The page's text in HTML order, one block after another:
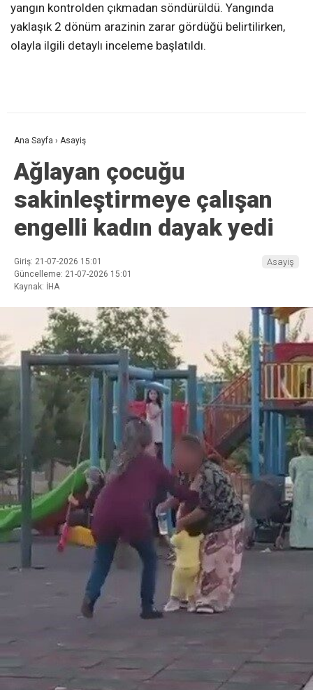
yangın kontrolden çıkmadan söndürüldü. Yangında
yaklaşık 2 dönüm arazinin zarar gördüğü belirtilirken,
olayla ilgili detaylı inceleme başlatıldı.
Ana Sayfa › Asayiş
Ağlayan çocuğu
sakinleştirmeye çalışan
engelli kadın dayak yedi
Giriş: 21-07-2026 15:01
Güncelleme: 21-07-2026 15:01
Kaynak: İHA
Asayiş